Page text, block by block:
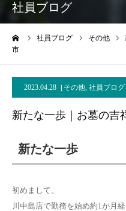
社員ブログ
社員ブログ その他
市
2023.04.28 その他, 社員ブログ
新たな一歩｜お墓の
新たな一歩
初めまして。
川中島店で勤務を始め約1か月